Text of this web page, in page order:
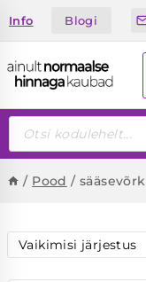
toInfo Blogi
Products
search
/ Pood / sääsevõrk